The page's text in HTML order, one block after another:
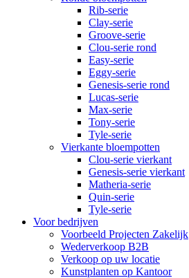
Rib-serie
Clay-serie
Groove-serie
Clou-serie rond
Easy-serie
Eggy-serie
Genesis-serie rond
Lucas-serie
Max-serie
Tony-serie
Tyle-serie
Vierkante bloempotten
Clou-serie vierkant
Genesis-serie vierkant
Matheria-serie
Quin-serie
Tyle-serie
Voor bedrijven
Voorbeeld Projecten Zakelijk
Wederverkoop B2B
Verkoop op uw locatie
Kunstplanten op Kantoor